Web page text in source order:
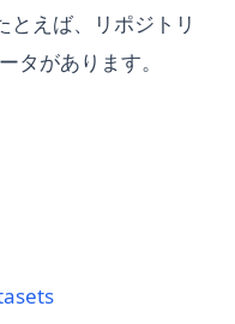
とえば、リポジトリ
タがあります。
in a new tab)
in a new tab)
(opens in a new tab)
(opens in a new